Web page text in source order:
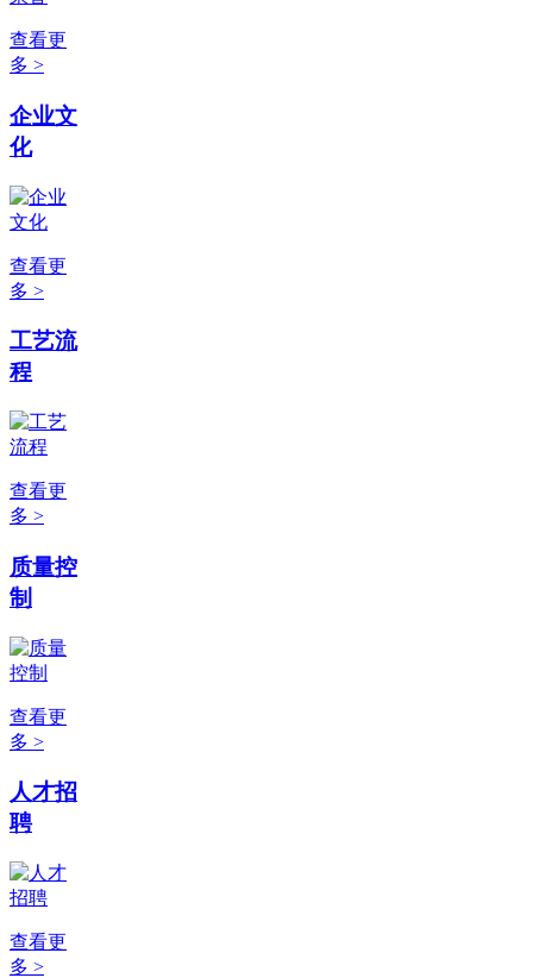
查看更
多 >
企业文
化
查看更
多 >
工艺流
程
查看更
多 >
质量控
制
查看更
多 >
人才招
聘
查看更
多 >